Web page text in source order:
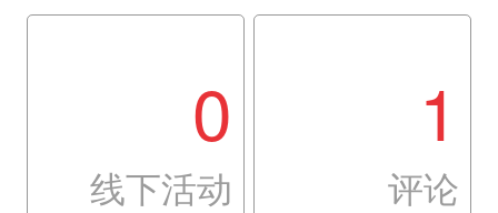
0
线下活动
1
评论